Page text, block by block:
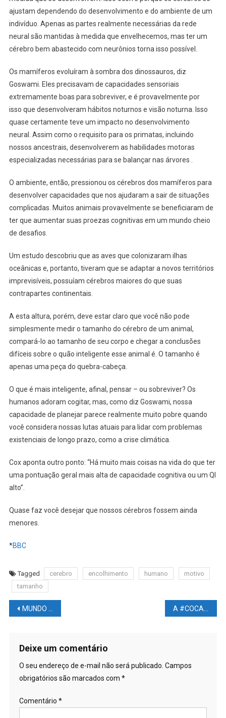
ajustam dependendo do desenvolvimento e do ambiente de um
indivíduo. Apenas as partes realmente necessárias da rede
neural são mantidas à medida que envelhecemos, mas ter um
cérebro bem abastecido com neurônios torna isso possível.
Os mamíferos evoluíram à sombra dos dinossauros, diz
Goswami. Eles precisavam de capacidades sensoriais
extremamente boas para sobreviver, e é provavelmente por
isso que desenvolveram hábitos noturnos e visão noturna. Isso
quase certamente teve um impacto no desenvolvimento
neural. Assim como o requisito para os primatas, incluindo
nossos ancestrais, desenvolverem as habilidades motoras
especializadas necessárias para se balançar nas árvores .
O ambiente, então, pressionou os cérebros dos mamíferos para
desenvolver capacidades que nos ajudaram a sair de situações
complicadas. Muitos animais provavelmente se beneficiaram de
ter que aumentar suas proezas cognitivas em um mundo cheio
de desafios.
Um estudo descobriu que as aves que colonizaram ilhas
oceânicas e, portanto, tiveram que se adaptar a novos territórios
imprevisíveis, possuíam cérebros maiores do que suas
contrapartes continentais.
A esta altura, porém, deve estar claro que você não pode
simplesmente medir o tamanho do cérebro de um animal,
compará-lo ao tamanho de seu corpo e chegar a conclusões
difíceis sobre o quão inteligente esse animal é. O tamanho é
apenas uma peça do quebra-cabeça.
O que é mais inteligente, afinal, pensar – ou sobreviver? Os
humanos adoram cogitar, mas, como diz Goswami, nossa
capacidade de planejar parece realmente muito pobre quando
você considera nossas lutas atuais para lidar com problemas
existenciais de longo prazo, como a crise climática.
Cox aponta outro ponto: “Há muito mais coisas na vida do que ter
uma pontuação geral mais alta de capacidade cognitiva ou um QI
alto”.
Quase faz você desejar que nossos cérebros fossem ainda
menores.
*BBC
Tagged cerebro encolhimento humano
motivo
tamanho
Navegação
Post
MUNDO DAS LUTAS – UFC Vegas 55: Confira o #CARD completo, #INFORMAÇÕES, #ENCARADAS.. – Haverá #TRANSMISSÃO de todas as lutas do CARD PRINCIPAL no nosso canal – acompanhe tudo nesse link
Deixe um comentário
O seu endereço de e-mail não será publicado. Campos
obrigatórios são marcados com *
Comentário *